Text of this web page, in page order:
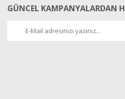
GÜNCEL KAMPANYALARDAN